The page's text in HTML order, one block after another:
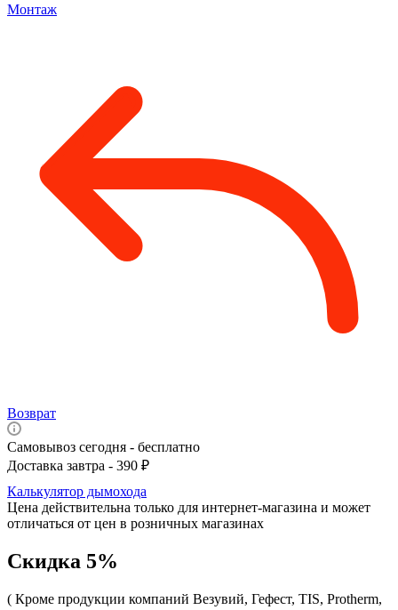
Монтаж
Возврат
Самовывоз сегодня - бесплатно
Доставка завтра - 390 ₽
Калькулятор дымохода
Цена действительна только для интернет-магазина и может
отличаться от цен в розничных магазинах
Скидка 5%
( Кроме продукции компаний Везувий, Гефест, TIS, Protherm,